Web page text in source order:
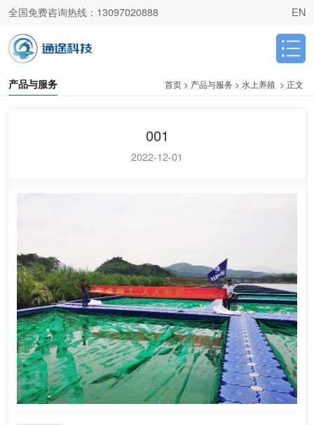
全国免费咨询热线： 13097020888 EN
产品与服务 首页 > 产品与服务 > 水上养殖 > 正文
001
2022-12-01